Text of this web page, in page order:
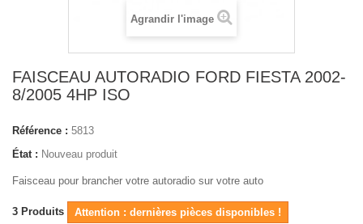
Agrandir l'image
FAISCEAU AUTORADIO FORD FIESTA 2002-
8/2005 4HP ISO
Référence : 5813
État : Nouveau produit
Faisceau pour brancher votre autoradio sur votre auto
3 Produits Attention : dernières pièces disponibles !